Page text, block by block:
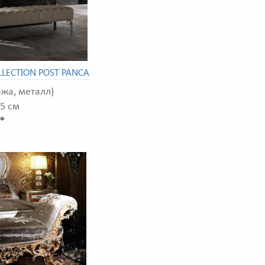
POST PANCA
металл)
см